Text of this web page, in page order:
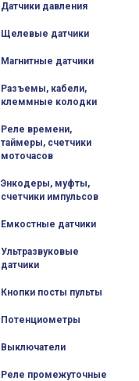
Датчики давления
Щелевые датчики
Магнитные датчики
Разъемы, кабели,
клеммные колодки
Реле времени,
таймеры, счетчики
моточасов
Энкодеры, муфты,
счетчики импульсов
Емкостные датчики
Ультразвуковые
датчики
Кнопки посты пульты
Потенциометры
Выключатели
Реле промежуточные